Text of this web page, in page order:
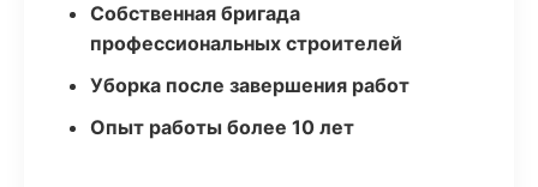
Собственная бригада
профессиональных строителей
Уборка после завершения работ
Опыт работы более 10 лет